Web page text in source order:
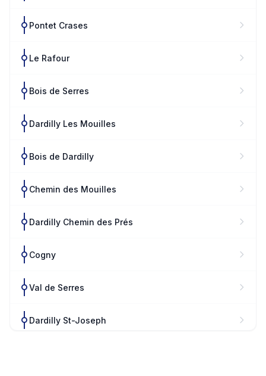
Pontet Crases
Le Rafour
Bois de Serres
Dardilly Les Mouilles
Bois de Dardilly
Chemin des Mouilles
Dardilly Chemin des Prés
Cogny
Val de Serres
Dardilly St-Joseph